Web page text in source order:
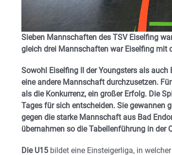
Sieben Mannschaften des TSV Eiselfing
gleich drei Mannschaften war Eiselfing mit
Sowohl Eiselfing II der Youngsters als
eine andere Mannschaft durchzusetzen.
als die Konkurrenz, ein großer Erfolg. Die
Tages für sich entscheiden. Sie gewannen
gegen die starke Mannschaft aus Bad
übernahmen so die Tabellenführung in der
Die U15 bildet eine Einsteigerliga, in